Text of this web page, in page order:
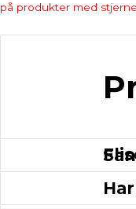
på produkter med
Flisesand/